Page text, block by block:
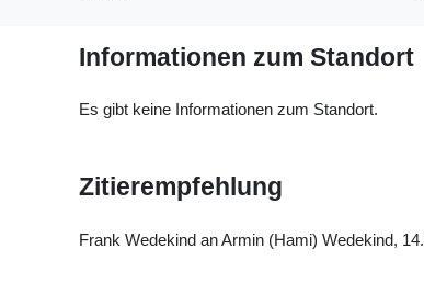
Informationen zum Standort
Es gibt keine Informationen zum Standort.
Zitierempfehlung
Frank Wedekind an Armin (Hami) Wedekind,